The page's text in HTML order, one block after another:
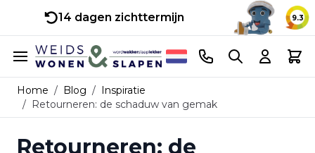
14 dagen zichttermijn 9.3
Ga naar de inhoud
Telefoonnummer
Search Cart
Home / Blog / Inspiratie
/ Retourneren: de schaduw van gemak
Retourneren: de